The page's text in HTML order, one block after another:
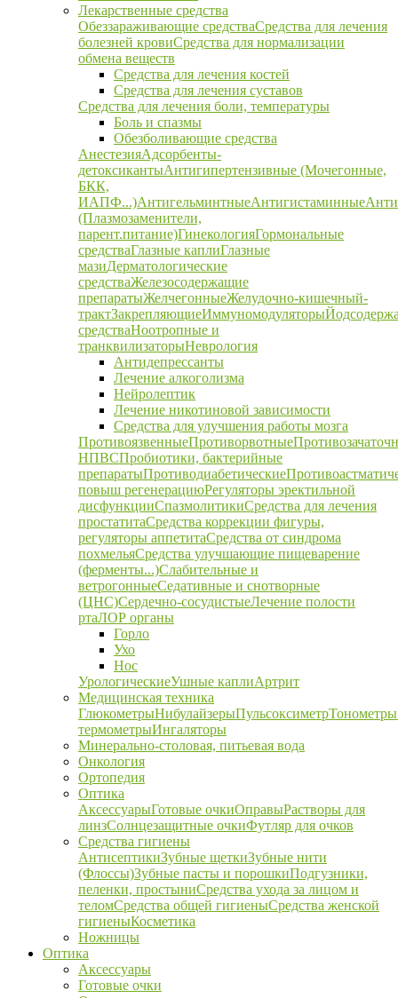
Лекарственные средства
Обеззараживающие средстваСредства для лечения
болезней кровиСредства для нормализации
обмена веществ
Средства для лечения костей
Средства для лечения суставов
Средства для лечения боли, температуры
Боль и спазмы
Обезболивающие средства
АнестезияАдсорбенты-
детоксикантыАнтигипертензивные (Мочегонные,
БКК,
ИАПФ...)АнтигельминтныеАнтигистаминные
(Плазмозаменители,
парент.питание)ГинекологияГормональные
средстваГлазные каплиГлазные
мазиДерматологические
средстваЖелезосодержащие
препаратыЖелчегонныеЖелудочно-кишечный-
трактЗакрепляющиеИммуномодуляторы
средстваНоотропные и
транквилизаторыНеврология
Антидепрессанты
Лечение алкоголизма
Нейролептик
Лечение никотиновой зависимости
Средства для улучшения работы мозга
ПротивоязвенныеПротиворвотные
НПВСПробиотики, бактерийные
препаратыПротиводиабетические
повыш регенерациюРегуляторы эректильной
дисфункцииСпазмолитикиСредства для лечения
простатитаСредства коррекции фигуры,
регуляторы аппетитаСредства от синдрома
похмельяСредства улучшающие пищеварение
(ферменты...)Слабительные и
ветрогонныеСедативные и снотворные
(ЦНС)Сердечно-сосудистыеЛечение полости
ртаЛОР органы
Горло
Ухо
Нос
УрологическиеУшные каплиАртрит
Медицинская техника
ГлюкометрыНибулайзерыПульсоксиметрТонометры
термометрыИнгаляторы
Минерально-столовая, питьевая вода
Онкология
Ортопедия
Оптика
АксессуарыГотовые очкиОправыРастворы для
линзСолнцезащитные очкиФутляр для очков
Средства гигиены
АнтисептикиЗубные щеткиЗубные нити
(Флоссы)Зубные пасты и порошкиПодгузники,
пеленки, простыниСредства ухода за лицом и
теломСредства общей гигиеныСредства женской
гигиеныКосметика
Ножницы
Оптика
Аксессуары
Готовые очки